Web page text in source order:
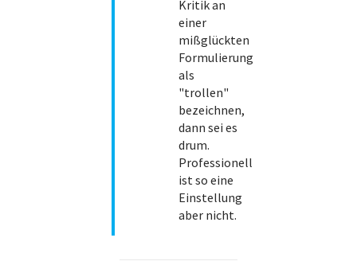
Kritik an
einer
mißglückten
Formulierung
als
"trollen"
bezeichnen,
dann sei es
drum.
Professionell
ist so eine
Einstellung
aber nicht.